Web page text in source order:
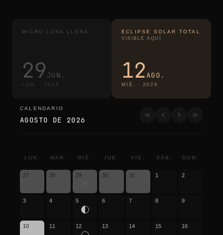
MICRO LUNA LLENA
29JUN.
LUN. · 2026
ECLIPSE SOLAR TOTAL
VISIBLE AQUÍ
12AGO.
MIÉ. · 2026
calendario
CALENDARIO
AGOSTO DE 2026
LUN. MAR. MIÉ. JUE. VIE. SÁB. DOM.
27 28 29 30 31 1 2
3 4 5 6 7 8 9
10 11 12 13 14 15 16